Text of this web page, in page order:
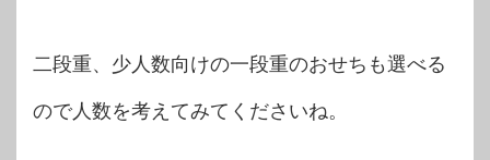
二段重、少人数向けの一段重のおせちも選べる
ので人数を考えてみてくださいね。